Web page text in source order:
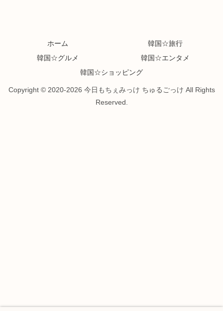
ホーム
韓国☆旅行
韓国☆グルメ
韓国☆エンタメ
韓国☆ショッピング
Copyright © 2020-2026 今日もちぇみっけ ちゅるごっけ All Rights
Reserved.